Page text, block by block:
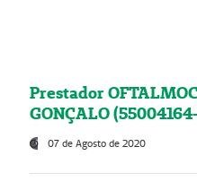
Prestador
GONÇALO
07 de Agosto de 2020